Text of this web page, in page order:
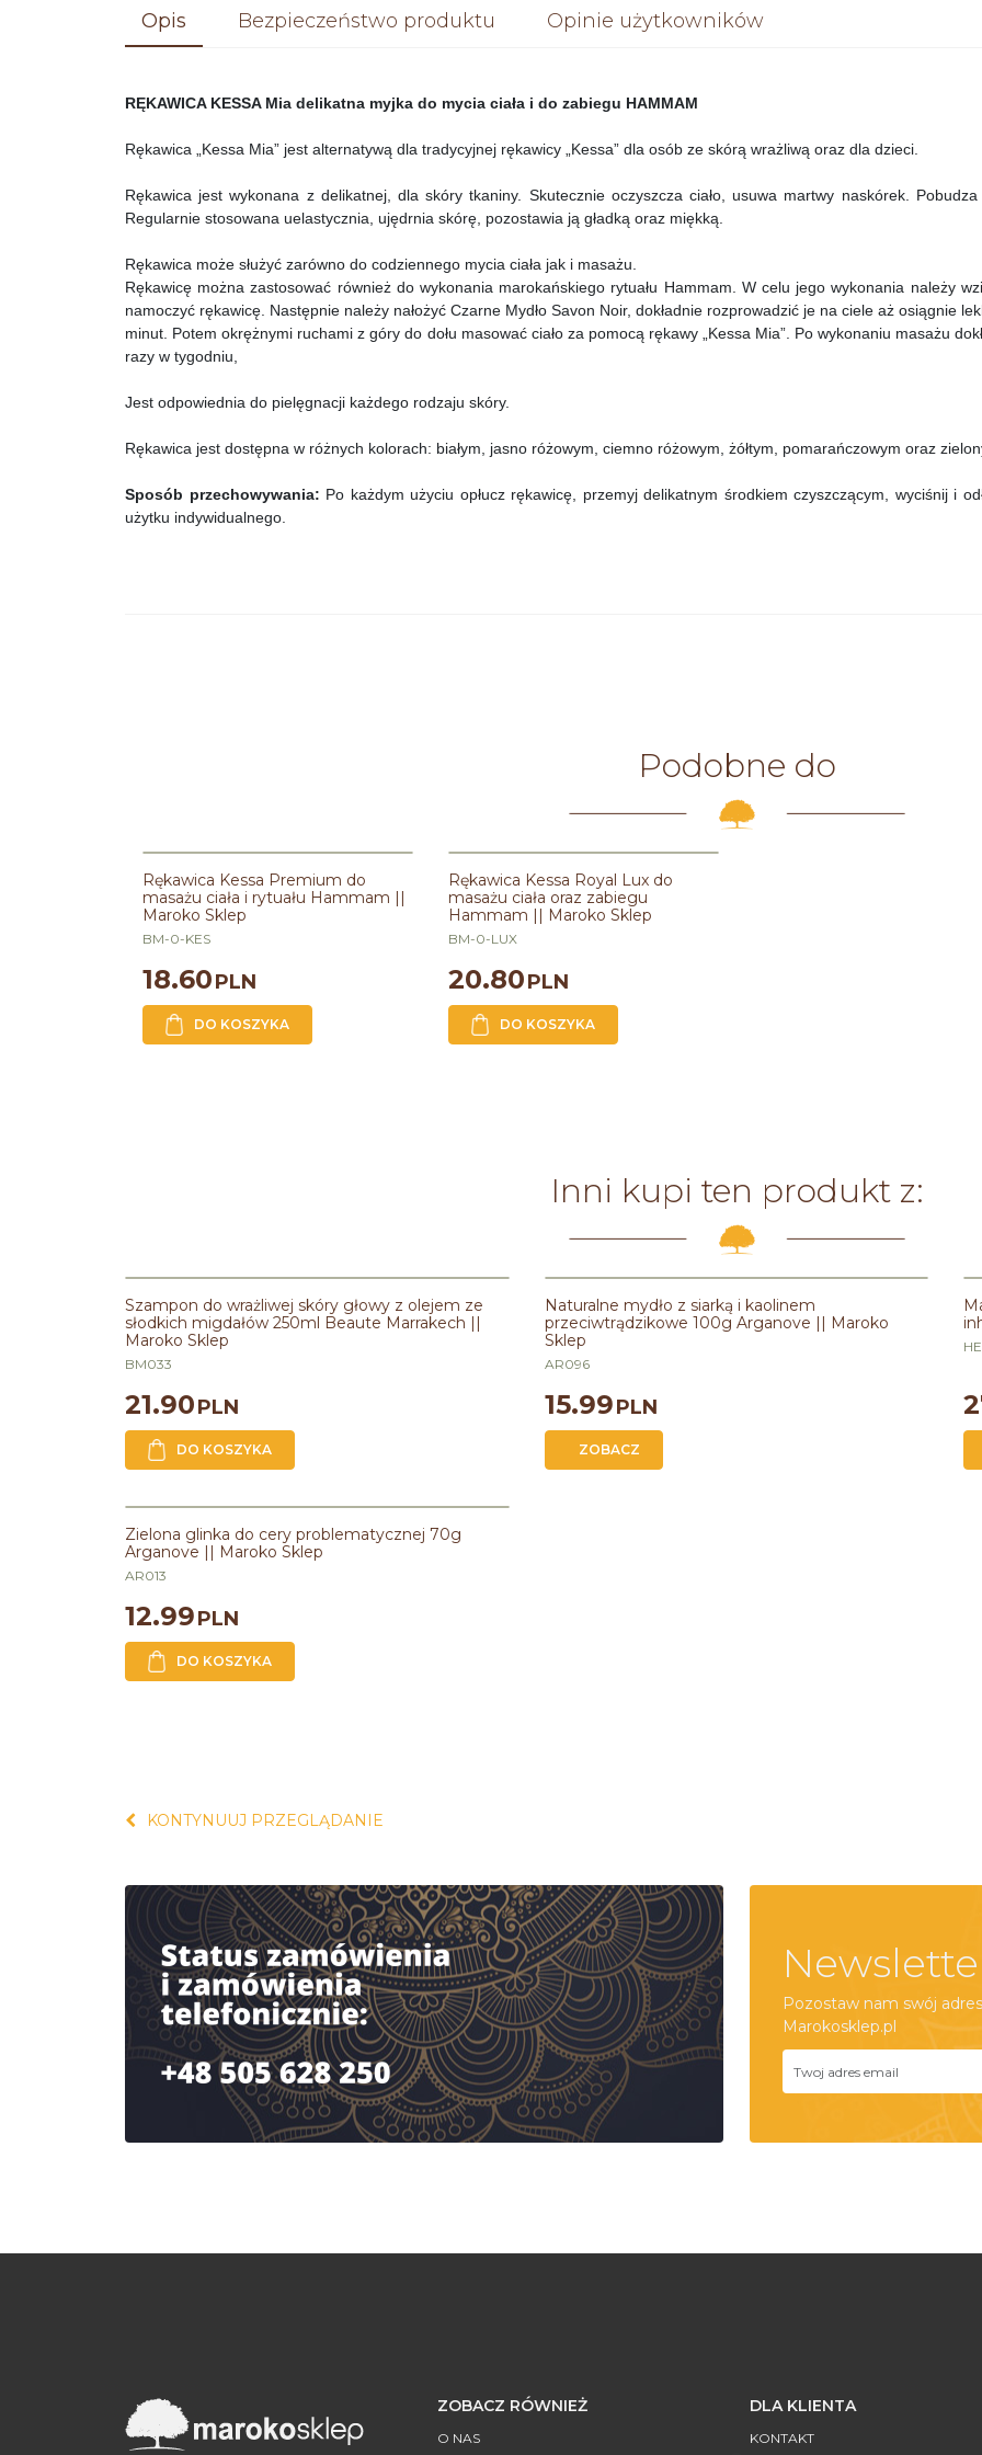
Opis Bezpieczeństwo produktu Opinie użytkowników
RĘKAWICA KESSA Mia delikatna myjka do mycia ciała i do zabiegu HAMMAM
Rękawica „Kessa Mia” jest alternatywą dla tradycyjnej rękawicy „Kessa” dla osób ze skórą wrażliwą oraz dla dzieci.
Rękawica jest wykonana z delikatnej, dla skóry tkaniny. Skutecznie oczyszcza ciało, usuwa martwy naskórek.
Regularnie stosowana uelastycznia, ujędrnia skórę, pozostawia ją gładką oraz miękką.
Rękawica może służyć zarówno do codziennego mycia ciała jak i masażu.
Rękawicę można zastosować również do wykonania marokańskiego rytuału Hammam. W celu jego wykonania należy
namoczyć rękawicę. Następnie należy nałożyć Czarne Mydło Savon Noir, dokładnie rozprowadzić je na ciele aż osiągnie
minut. Potem okrężnymi ruchami z góry do dołu masować ciało za pomocą rękawy „Kessa Mia”. Po wykonaniu masażu
razy w tygodniu,
Jest odpowiednia do pielęgnacji każdego rodzaju skóry.
Rękawica jest dostępna w różnych kolorach: białym, jasno różowym, ciemno różowym, żółtym, pomarańczowym oraz
Sposób przechowywania: Po każdym użyciu opłucz rękawicę, przemyj delikatnym środkiem czyszczącym, wyciśnij i
użytku indywidualnego.
Podobne do
Rękawica Kessa Premium do
masażu ciała i rytuału Hammam ||
Maroko Sklep
BM-0-KES
18.60PLN
DO KOSZYKA
Rękawica Kessa Royal Lux do
masażu ciała oraz zabiegu
Hammam || Maroko Sklep
BM-0-LUX
20.80PLN
DO KOSZYKA
Inni kupi ten produkt z:
Szampon do wrażliwej skóry głowy z olejem ze
słodkich migdałów 250ml Beaute Marrakech ||
Maroko Sklep
BM033
21.90PLN
DO KOSZYKA
Naturalne mydło z siarką i kaolinem
przeciwtrądzikowe 100g Arganove || Maroko
Sklep
AR096
15.99PLN
ZOBACZ
Zielona glinka do cery problematycznej 70g
Arganove || Maroko Sklep
AR013
12.99PLN
DO KOSZYKA
KONTYNUUJ PRZEGLĄDANIE
Pozostaw nam swój
Marokosklep.pl
ZOBACZ RÓWNIEŻ
O NAS
DLA KLIENTA
KONTAKT